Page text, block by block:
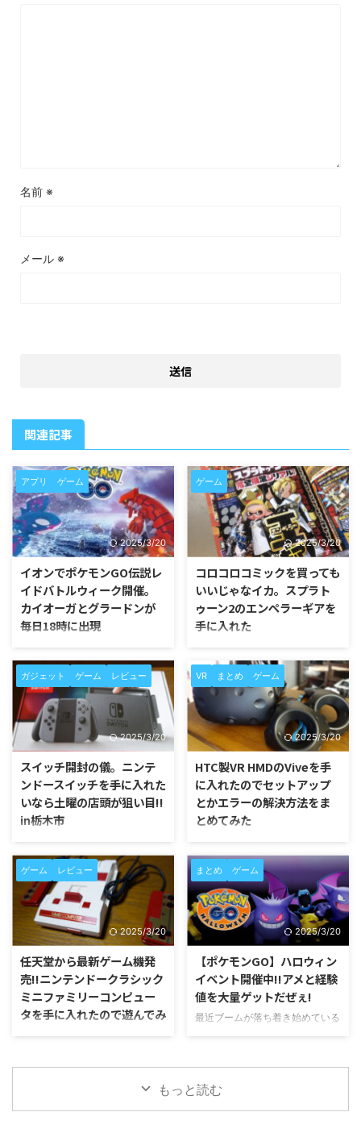
名前 ※
メール ※
関連記事
アプリ ゲーム
2025/3/20
イオンでポケモンGO伝説レ
イドバトルウィーク開催。
カイオーガとグラードンが
毎日18時に出現
全国のイオンで伝説レイドバトル
ウイークが1月22日まで開催中
だ。 ポケモンGOオフィシャルパ
ートナーであるイオングループ店
舗に設置されたジムで、毎日18時
に伝説レイドバトルのグラードン
とカイオーガが出現する。 ポケ
モンGOで1月16日から始まったホ
ウエン地方のポケモンを中心にし
たイベントとして、同じくホウエ
ン地方のポケモンであるグラード
ンとカイオーガが伝説レイドバト
ルに登場した。 そしてその時期
に合わせるようにスタートしたこ
のイベント。 最強クラスのポケ
モンだけに田舎など人の集まりづ
らいジムでは攻略はほぼ ...
ゲーム
2025/3/20
コロコロコミックを買っても
いいじゃなイカ。スプラト
ゥーン2のエンペラーギアを
手に入れた
最近ハマっているニンテンドース
イッチのスプラトゥーン2。 その
スプラトゥーン2の装備であるギ
アはさまざまなビジュアルがあり
無性に集めたくなってくる。 そ
んな時に発見したのがコロコロコ
ミックだ。 最後に購入したのは
小学生の低学年ぐらいの頃だった
だろうか? まさか大人になってか
らコロコロコミックを購入する日
がやってくるとは夢にも思わなか
った。 コロコロコミック1月号に
スプラトゥーン2のエンペラーギ
アという完全限定ギアのシリアル
コードがオマケで付いてくるとい
う。 これは二度と手に入らない
系だけにコレクター魂をく ...
ガジェット ゲーム レビュー
2025/3/20
スイッチ開封の儀。ニンテ
ンドースイッチを手に入れた
いなら土曜の店頭が狙い目!!
in栃木市
あまりの人気に発売当初からずっ
と品薄状態の続くニンテンドース
イッチ。 ネットショップでは常
にプレミア価格が付いていて定価
での購入がまったくできない状態
だ。 任天堂のオンラインショッ
プでも定期的に火曜日に数量限定
販売をしているが、アクセスの集
中もあってまったく購入すること
ができなかった。 ネットショッ
プでは常にこんな状態が続いてい
るが、ぶっちゃけ実店舗では定期
的に入荷がありタイミング次第で
今回なにげなく近所のお店に寄り
道したら普通に販売されていたの
VR まとめ ゲーム
2025/3/20
HTC製VR HMDのViveを手
に入れたのでセットアップ
とかエラーの解決方法をま
とめてみた
ちまたで話題の仮想空間技術。
最近はプレステーションVRなど
が発売開始され話題となってい
る。 やはりこれからのゲームは
バーチャルリアリティ（仮想現
実)空間を使った疑似体験の時代
に突入していくのはそう遠くな
い。 ならこの波に乗り遅れては
だめでしょ。 ということで、
HTCから発売されているVR端末
のHTC Viveを先日サンタさんが
靴下に入れたいってくれたのでセ
ットアップの方法とか途中遭遇し
た。 Viveについてここに書こう
と思っていたのだがあまりに長く
なりそうなので、また別の記 ...
ゲーム レビュー
2025/3/20
任天堂から最新ゲーム機発
売!!ニンテンドークラシック
ミニファミリーコンピュー
タを手に入れたので遊んでみ
ュータが1983年7月13日の発売か
ら33年の時を経て復活した。 そ
まとめ ゲーム
2025/3/20
【ポケモンGO】ハロウィン
イベント開催中!!アメと経験
値を大量ゲットだぜぇ!
最近ブームが落ち着き始めている
モンGOでも例外なく開催されて
いる。 2016年10月26日8時30分
からスタートした初めてのイベン
ト「ハロウィンイベント」ではい
もっと読む